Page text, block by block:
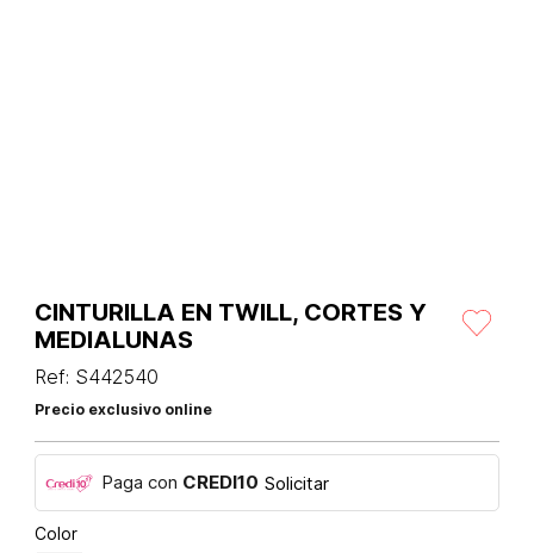
CINTURILLA EN TWILL, CORTES Y
MEDIALUNAS
Ref: S442540
Precio exclusivo online
Paga con CREDI10 Solicitar
Color